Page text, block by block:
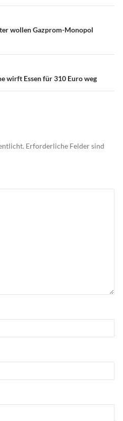
wollen Gazprom-Monopol
wirft Essen für 310 Euro weg
Erforderliche Felder sind